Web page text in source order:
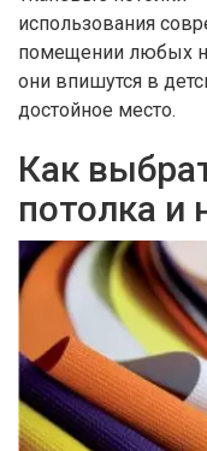
использования
помещении любых
они впишутся в
достойное место.
Как
потолка и